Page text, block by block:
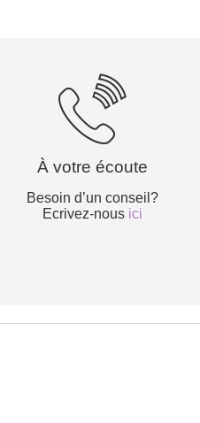
À votre écoute
Besoin d’un conseil?
Ecrivez-nous ici